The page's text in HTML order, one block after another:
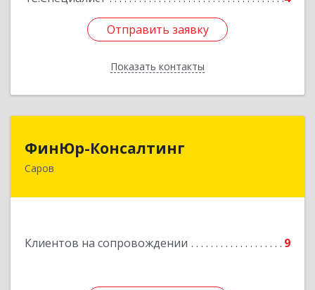
Отправить заявку
Показать контакты
Отправить заявку
Назад
ФинЮр-Консалтинг
Саров
Клиентов на сопровождении 9